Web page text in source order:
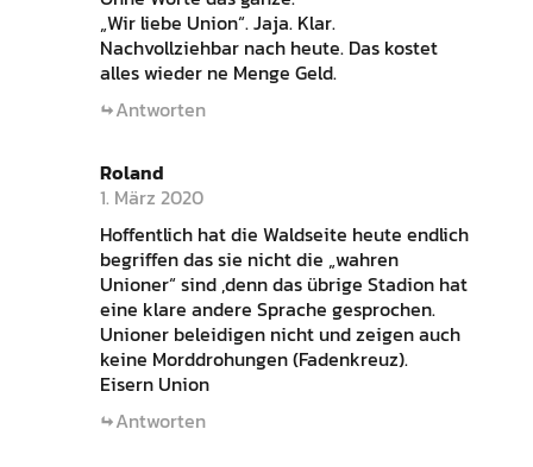
„Wir liebe Union“. Jaja. Klar.
Nachvollziehbar nach heute. Das kostet
alles wieder ne Menge Geld.
Antworten
Roland
1. März 2020
Hoffentlich hat die Waldseite heute endlich
begriffen das sie nicht die „wahren
Unioner“ sind ,denn das übrige Stadion hat
eine klare andere Sprache gesprochen.
Unioner beleidigen nicht und zeigen auch
keine Morddrohungen (Fadenkreuz).
Eisern Union
Antworten